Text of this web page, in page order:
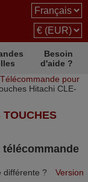
Besoin
d'aide ?
Télécommande pour
Hitachi CLE-
TOUCHES
télécommande
différente ?
Version